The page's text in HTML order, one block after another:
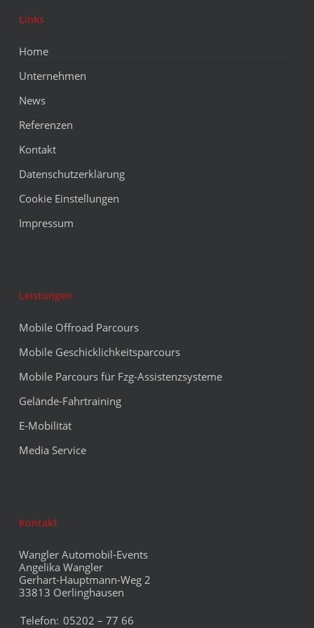
Links
Home
Unternehmen
News
Referenzen
Kontakt
Datenschutzerklärung
Cookie Einstellungen
Impressum
Leistungen
Mobile Offroad Parcours
Mobile Geschicklichkeitsparcours
Mobile Parcours für Fzg-Assistenzsysteme
Gelände-Fahrtraining
E-Mobilität
Media Service
Kontakt
Wangler Automobil-Events
Angelika Wangler
Gerhart-Hauptmann-Weg 2
33813 Oerlinghausen
Telefon: 05202 – 77 66